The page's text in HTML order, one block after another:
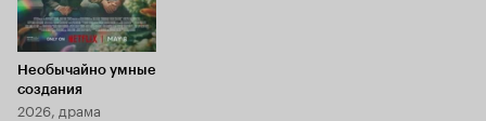
Необычайно умные
создания
2026, драма